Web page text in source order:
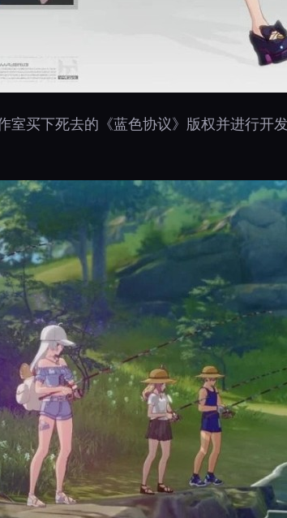
买下死去的《蓝色协议》版权并进行开